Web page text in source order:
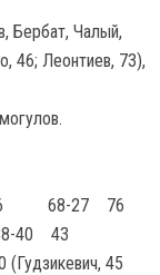
Бербат, Чалый,
46; Леонтиев, 73),
27 76
43
45